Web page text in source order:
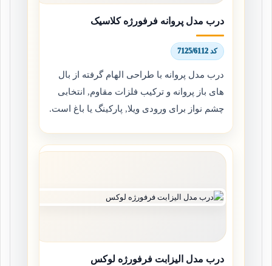
درب مدل پروانه فرفورژه کلاسیک
کد 7125/6112
درب مدل پروانه با طراحی الهام گرفته از بال
های باز پروانه و ترکیب فلزات مقاوم, انتخابی
چشم نواز برای ورودی ویلا, پارکینگ یا باغ است.
درب مدل الیزابت فرفورژه لوکس